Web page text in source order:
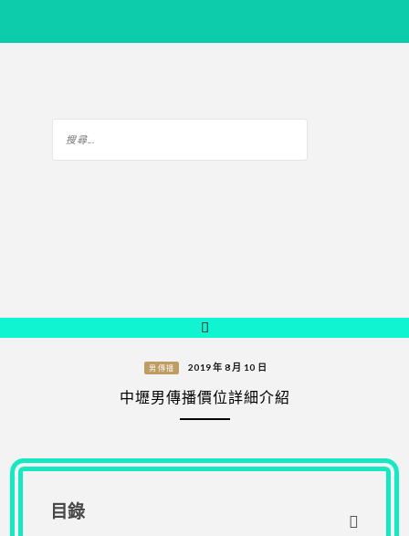
男傳播 2019 年 8 月 10 日
中壢男傳播價位詳細介紹
目錄